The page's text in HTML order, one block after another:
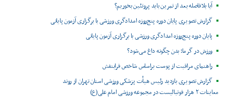
آیا بلافاصله بعد از تمرین باید پروتئین بخوریم؟
گزارش تصویری پایان دوره پنج‌روزه امدادگری ورزشی با برگزاری آزمون پایانی
پایان دوره پنج‌روزه امدادگری ورزشی با برگزاری آزمون پایانی
ورزش در گرما؛ بدن چگونه داغ می‌شود؟
راهنمای مراقبت از پوست براساس شاخص فرابنفش
گزارش تصویری بازدید رئیس هیأت پزشکی ورزشی استان تهران از روند
معاینات ۲ هزار فوتبالیست در مجموعه ورزشی امام علی(ع)